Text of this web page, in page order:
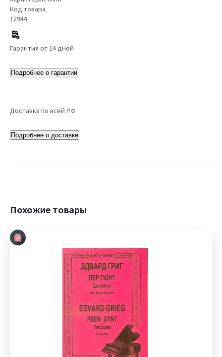
Код товара
12944
Гарантия от 14 дней
Подробнее о гарантии
Доставка по всей РФ
Подробнее о доставке
Похожие товары